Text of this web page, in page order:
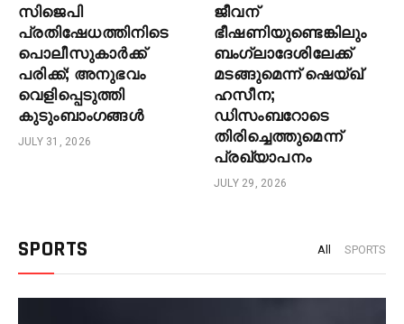
സിജെപി
പ്രതിഷേധത്തിനിടെ
പൊലീസുകാർക്ക്
പരിക്ക്; അനുഭവം
വെളിപ്പെടുത്തി
കുടുംബാംഗങ്ങൾ
JULY 31, 2026
ജീവന്
ഭീഷണിയുണ്ടെങ്കിലും
ബംഗ്ലാദേശിലേക്ക്
മടങ്ങുമെന്ന് ഷെയ്ഖ്
ഹസീന;
ഡിസംബറോടെ
തിരിച്ചെത്തുമെന്ന്
പ്രഖ്യാപനം
JULY 29, 2026
SPORTS All SPORTS